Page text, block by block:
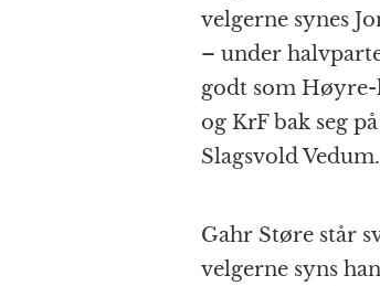
velgerne synes
– under
godt som
og KrF bak seg
Slagsvold Vedum.
Gahr Støre står
velgerne syns